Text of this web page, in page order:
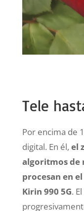
Tele
Por encima de
digital. En él, el
algoritmos de
procesan en el
Kirin 990 5G.